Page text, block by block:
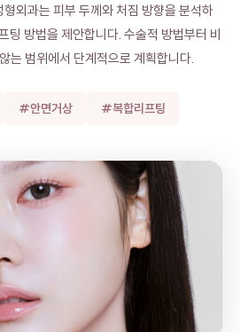
외과는 피부 두께와 처짐 방향을 분석하
팅 방법을 제안합니다. 수술적 방법부터 비
는 범위에서 단계적으로 계획합니다.
#안면거상 #복합리프팅